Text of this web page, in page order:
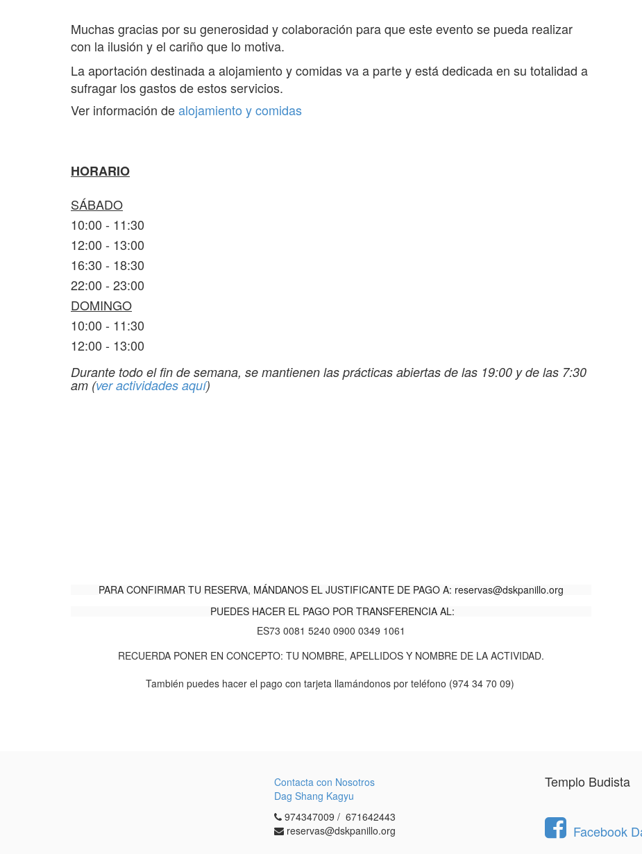
Muchas gracias por su generosidad y colaboración para que este evento se pueda realizar
con la ilusión y el cariño que lo motiva.
La aportación destinada a alojamiento y comidas va a parte y está dedicada en su totalidad a
sufragar los gastos de estos servicios.
Ver información dealojamiento y comidas
HORARIO
SÁBADO
10:00 - 11:30
12:00 - 13:00
16:30 - 18:30
22:00 - 23:00
DOMINGO
10:00 - 11:30
12:00 - 13:00
Durante todo el fin de semana, se mantienen las prácticas abiertas de las 19:00 y de las 7:30
am (ver actividades aquí)
PARA CONFIRMAR TU RESERVA, MÁNDANOS EL JUSTIFICANTE DE PAGO A: reservas@dskpanillo.org
PUEDES HACER EL PAGO POR TRANSFERENCIA AL:
ES73 0081 5240 0900 0349 1061
RECUERDA PONER EN CONCEPTO: TU NOMBRE, APELLIDOS Y NOMBRE DE LA ACTIVIDAD.
También puedes hacer el pago con tarjeta llamándonos por teléfono (974 34 70 09)
Contacta con Nosotros
Dag Shang Kagyu
974347009 / 671642443
reservas@dskpanillo.org
Templo Budista
Facebook